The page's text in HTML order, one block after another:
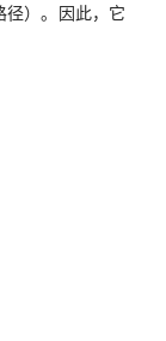
径）。因此，它